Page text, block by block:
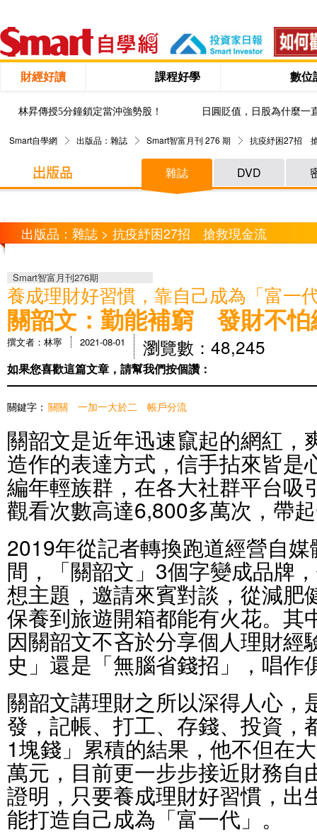
財經好讀 課程好學 數位
林昇傳授5分鐘鎖定當沖強勢股！ 日圓貶值，日股為什麼一
Smart自學網 出版品：雜誌 Smart智富月刊 276 期 抗疫紓困27招
雜誌 DVD
出版品：雜誌 > 抗疫紓困27招 搶救現金流
Smart智富月刊276期
養成理財好習慣，靠自己成為「富一
關韶文：勤能補窮 發財不怕
撰文者：林寧 2021-08-01 瀏覽數：48,245
如果您喜歡這篇文章，請幫我們按個讚：
關鍵字： 關關 一加一大於二 帳戶分流
關韶文是近年迅速竄起的網紅，
造作的表達方式，信手拈來皆是
編年輕族群，在各大社群平台吸
觀看次數高達6,800多萬次，帶
2019年從記者轉換跑道經營自
間，「關韶文」3個字變成品牌
想主題，邀請來賓對談，從減肥
保養到旅遊開箱都能有火花。其
因關韶文不吝於分享個人理財經
史」還是「無腦省錢招」，唱作
關韶文講理財之所以深得人心，
發，記帳、打工、存錢、投資，
1塊錢」累積的結果，他不但在
萬元，目前更一步步接近財務自
證明，只要養成理財好習慣，出
能打造自己成為「富一代」。